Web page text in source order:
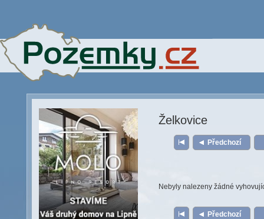
Želkovice
Předchozí
Nebyly nalezeny žádné
Předchozí